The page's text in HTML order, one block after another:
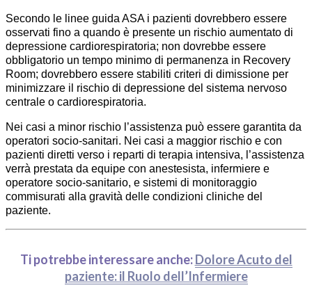
Secondo le linee guida ASA i pazienti dovrebbero essere
osservati fino a quando è presente un rischio aumentato di
depressione cardiorespiratoria; non dovrebbe essere
obbligatorio un tempo minimo di permanenza in Recovery
Room; dovrebbero essere stabiliti criteri di dimissione per
minimizzare il rischio di depressione del sistema nervoso
centrale o cardiorespiratoria.
Nei casi a minor rischio l’assistenza può essere garantita da
operatori socio-sanitari. Nei casi a maggior rischio e con
pazienti diretti verso i reparti di terapia intensiva, l’assistenza
verrà prestata da equipe con anestesista, infermiere e
operatore socio-sanitario, e sistemi di monitoraggio
commisurati alla gravità delle condizioni cliniche del
paziente.
Ti potrebbe interessare anche:Dolore Acuto del
paziente: il Ruolo dell’Infermiere